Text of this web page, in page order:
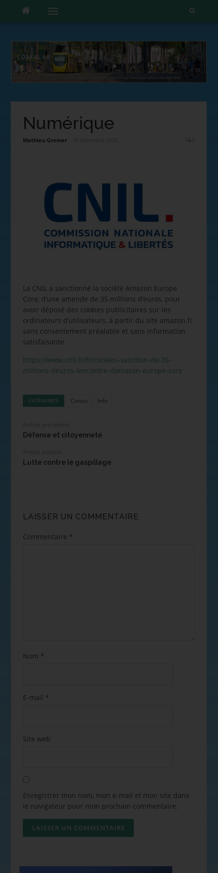
Menu
Numérique
Mathieu Greiner
La CNIL a sanctionné la société Amazon Europe
Core, d’une amende de 35 millions d’euros, pour
avoir déposé des cookies publicitaires sur les
ordinateurs d’utilisateurs, à partir du site amazon.fr
sans consentement préalable et sans information
satisfaisante.
https://www.cnil.fr/fr/cookies-sanction-de-35-
millions-deuros-lencontre-damazon-europe-core
CATÉGORIES Conso Info
Défense et citoyenneté
Lutte contre le gaspillage
LAISSER UN COMMENTAIRE
Commentaire *
Nom *
E-mail *
Site web
Enregistrer mon nom, mon e-mail et mon site dans
le navigateur pour mon prochain commentaire.